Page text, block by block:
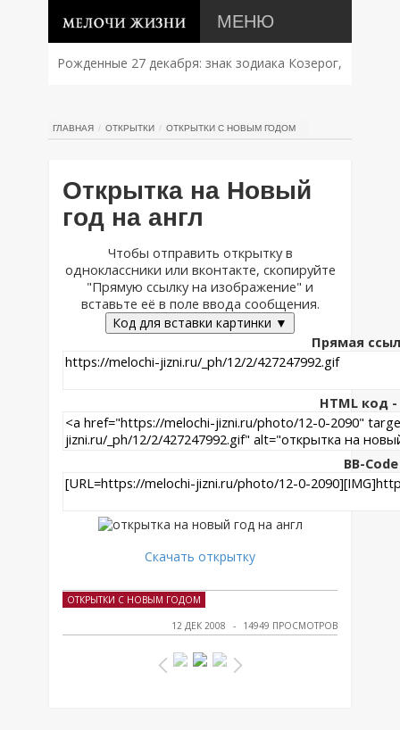
МЕНЮ
Рожденные 27 декабря: знак зодиака Козерог,
ГЛАВНАЯ ОТКРЫТКИ ОТКРЫТКИ С НОВЫМ ГОДОМ
Открытка на Новый
год на англ
Чтобы отправить открытку в
одноклассники или вконтакте, скопируйте
"Прямую ссылку на изображение" и
вставьте её в поле ввода сообщения.
Код для вставки картинки ▼
Прямая
HTML код
BB-
Скачать открытку
ОТКРЫТКИ С НОВЫМ ГОДОМ
12 ДЕК 2008 14949 ПРОСМОТРОВ